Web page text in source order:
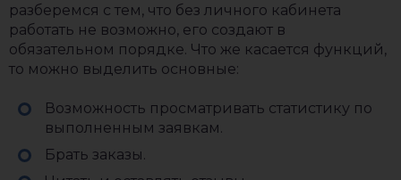
разберемся с тем, что без личного кабинета
работать не возможно, его создают в
обязательном порядке. Что же касается функций,
то можно выделить основные:
Возможность просматривать статистику по
выполненным заявкам.
Брать заказы.